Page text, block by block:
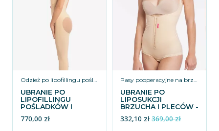
Odzież po lipofillingu pośladków
UBRANIE PO
LIPOFILLINGU
POŚLADKÓW I
BRAZYLIJSKIM
LIFTINGU
770,00 zł
Pasy pooperacyjne na brzuch
UBRANIE PO
LIPOSUKCJI
BRZUCHA I PLECÓW -
REV.1352 369,00 zł
332,10 zł